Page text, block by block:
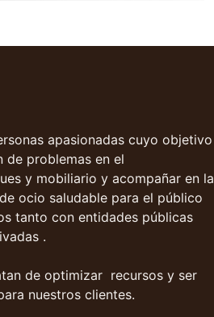
apasionadas cuyo objetivo
de problemas en el
y mobiliario y acompañar en la
ocio saludable para el público
tanto con entidades públicas
.
de optimizar recursos y ser
nuestros clientes.